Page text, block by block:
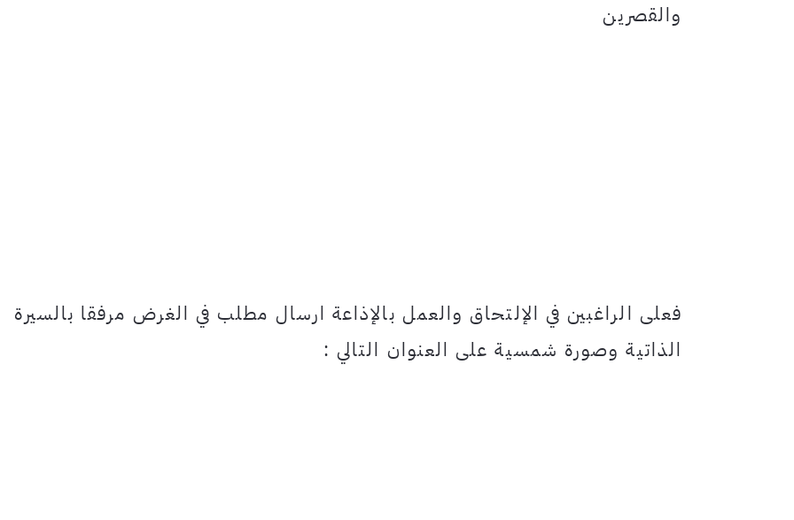
والقصرين
فعلى الراغبين في الإلتحاق والعمل بالإذاعة ارسال مطلب في الغرض مرفقا بالسيرة
الذاتية وصورة شمسية على العنوان التالي :